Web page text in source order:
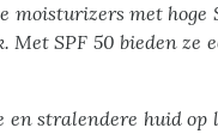
met
SPF 50 bieden
stralendere huid